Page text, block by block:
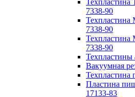
7338-90
7338-90
7338-90
Вакуумная
Техпластина
Пластина
17133-83